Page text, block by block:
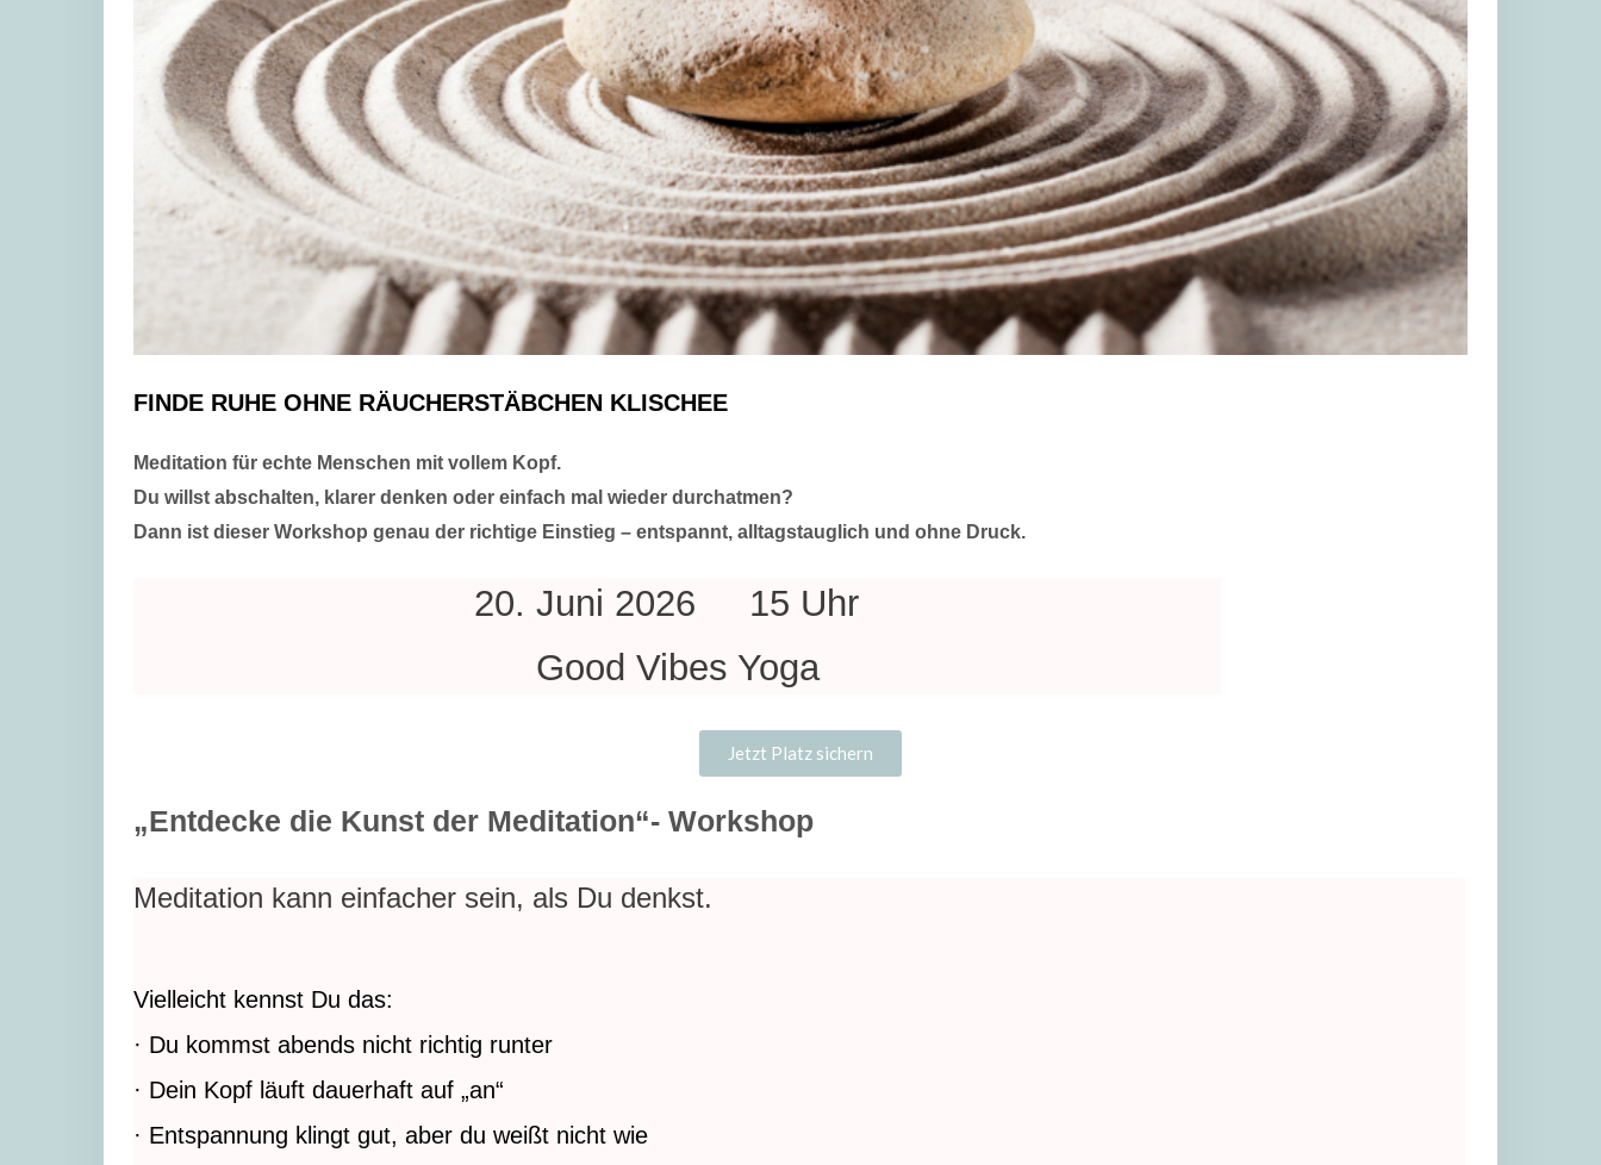
FINDE RUHE OHNE RÄUCHERSTÄBCHEN KLISCHEE
Meditation für echte Menschen mit vollem Kopf.
Du willst abschalten, klarer denken oder einfach mal wieder durchatmen?
Dann ist dieser Workshop genau der richtige Einstieg – entspannt, alltagstauglich und ohne Druck.
20. Juni 2026 15 Uhr
Good Vibes Yoga
Jetzt Platz sichern
„Entdecke die Kunst der Meditation“- Workshop
Meditation kann einfacher sein, als Du denkst.
Vielleicht kennst Du das:
· Du kommst abends nicht richtig runter
· Dein Kopf läuft dauerhaft auf „an“
· Entspannung klingt gut, aber du weißt nicht wie